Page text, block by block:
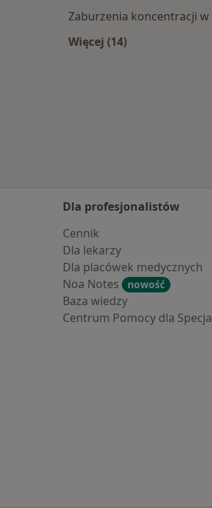
Zaburzenia koncentracji w
Więcej (14)
Dla profesjonalistów
Cennik
Dla lekarzy
Dla placówek medycznych
Noa Notes
nowość
Baza wiedzy
Centrum Pomocy dla